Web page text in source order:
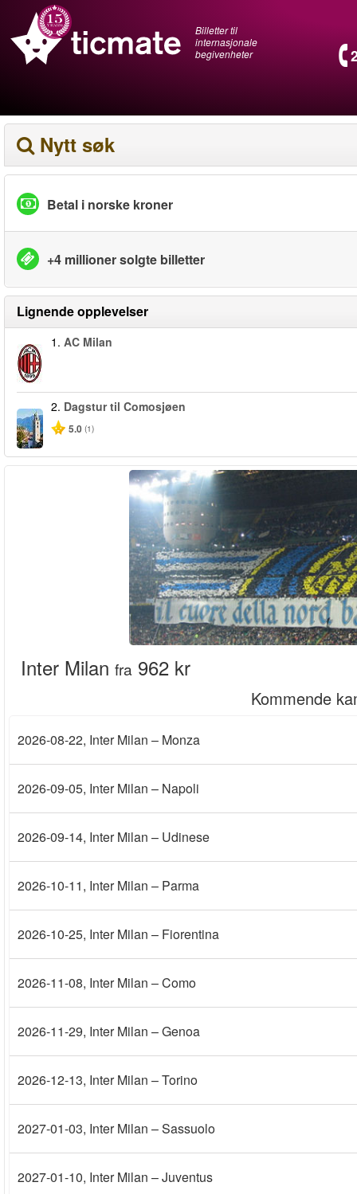
Billetter til
internasjonale
begivenheter
Nytt søk
Betal i norske kroner
+4 millioner solgte billetter
Lignende opplevelser
1. AC Milan
2. Dagstur til Comosjøen
5.0 (1)
Inter Milan fra 962 kr
Kommende
2026-08-22, Inter Milan – Monza
2026-09-05, Inter Milan – Napoli
2026-09-14, Inter Milan – Udinese
2026-10-11, Inter Milan – Parma
2026-10-25, Inter Milan – Fiorentina
2026-11-08, Inter Milan – Como
2026-11-29, Inter Milan – Genoa
2026-12-13, Inter Milan – Torino
2027-01-03, Inter Milan – Sassuolo
2027-01-10, Inter Milan – Juventus